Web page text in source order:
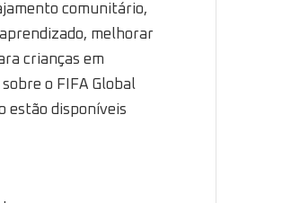
comunitário,
melhorar
crianças em
o FIFA Global
estão disponíveis